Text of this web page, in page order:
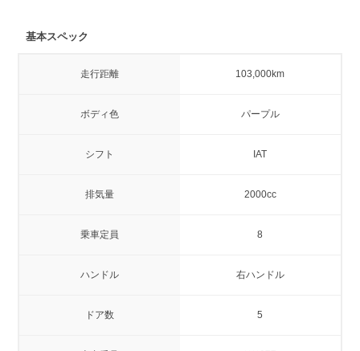
基本スペック
走行距離 103,000km
ボディ色 パープル
シフト IAT
排気量 2000cc
乗車定員 8
ハンドル 右ハンドル
ドア数 5